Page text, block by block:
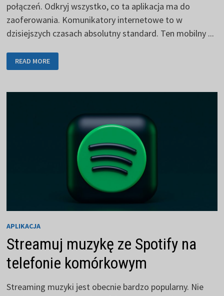
połączeń. Odkryj wszystko, co ta aplikacja ma do
zaoferowania. Komunikatory internetowe to w
dzisiejszych czasach absolutny standard. Ten mobilny ...
JAKO
ALTERNATYWA
READ MORE
APLIKACJA
Streamuj muzykę ze Spotify na
telefonie komórkowym
Streaming muzyki jest obecnie bardzo popularny. Nie